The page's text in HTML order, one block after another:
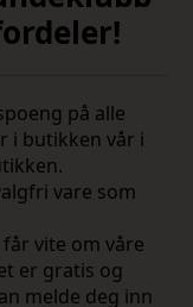
på alle
i butikken vår i
vare som
vite om våre
er gratis og
melde deg inn